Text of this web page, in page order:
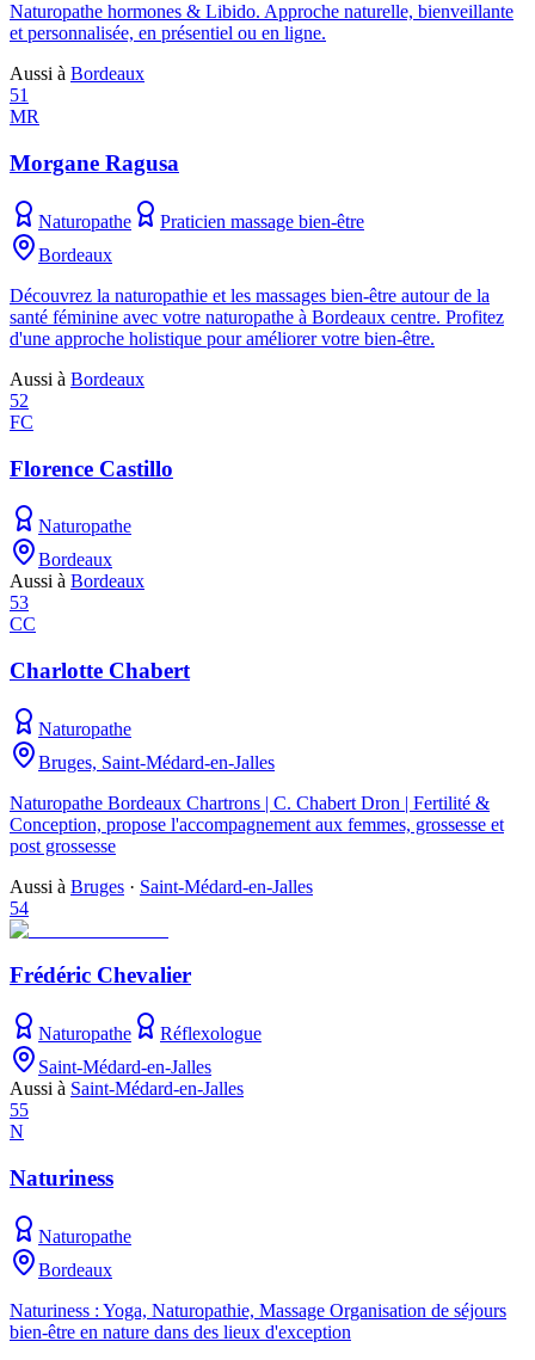
Naturopathe hormones & Libido. Approche naturelle, bienveillante
et personnalisée, en présentiel ou en ligne.
Aussi à Bordeaux
51
MR
Morgane Ragusa
Naturopathe
Praticien massage bien-être
Bordeaux
Découvrez la naturopathie et les massages bien-être autour de la
santé féminine avec votre naturopathe à Bordeaux centre. Profitez
d'une approche holistique pour améliorer votre bien-être.
Aussi à Bordeaux
52
FC
Florence Castillo
Naturopathe
Bordeaux
Aussi à Bordeaux
53
CC
Charlotte Chabert
Naturopathe
Bruges, Saint-Médard-en-Jalles
Naturopathe Bordeaux Chartrons | C. Chabert Dron | Fertilité &
Conception, propose l'accompagnement aux femmes, grossesse et
post grossesse
Aussi à Bruges · Saint-Médard-en-Jalles
54
Frédéric Chevalier
Naturopathe
Réflexologue
Saint-Médard-en-Jalles
Aussi à Saint-Médard-en-Jalles
55
N
Naturiness
Naturopathe
Bordeaux
Naturiness : Yoga, Naturopathie, Massage Organisation de séjours
bien-être en nature dans des lieux d'exception